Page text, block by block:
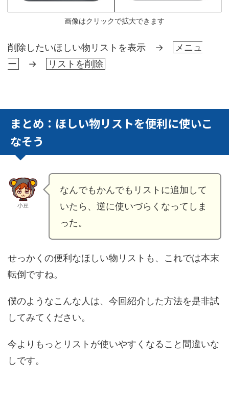
画像はクリックで拡大できます
削除したいほしい物リストを表示 →
メニュ
ー
→ リストを削除
まとめ：ほしい物リストを便利に使いこ
なそう
小豆
なんでもかんでもリストに追加して
いたら、逆に使いづらくなってしま
った。
せっかくの便利なほしい物リストも、これでは本末
転倒ですね。
僕のようなこんな人は、今回紹介した方法を是非試
してみてください。
今よりもっとリストが使いやすくなること間違いな
しです。